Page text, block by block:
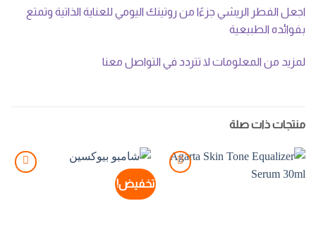
اجعل الفطر الريشي جزءًا من روتينك اليومي للعناية الذاتية وتمتع
بفوائده الطبيعية
لمزيد من المعلومات لا تتردد في التواصل معنا
منتجات ذات صلة
تخفيض!